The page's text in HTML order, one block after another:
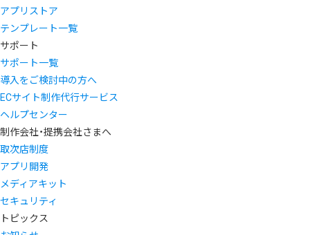
アプリストア
テンプレート一覧
サポート
サポート一覧
導入をご検討中の方へ
ECサイト制作代行サービス
ヘルプセンター
制作会社・提携会社さまへ
取次店制度
アプリ開発
メディアキット
セキュリティ
トピックス